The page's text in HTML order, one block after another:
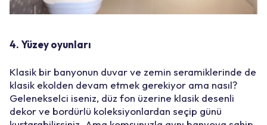
4. Yüzey oyunları
Klasik bir banyonun duvar ve zemin seramiklerinde de
klasik ekolden devam etmek gerekiyor ama nasıl?
Gelenekselci iseniz, düz fon üzerine klasik desenli
dekor ve bordürlü koleksiyonlardan seçip günü